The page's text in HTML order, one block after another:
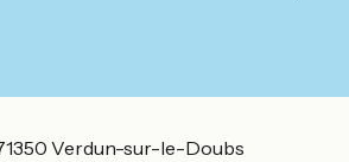
Verdun-sur-le-Doubs